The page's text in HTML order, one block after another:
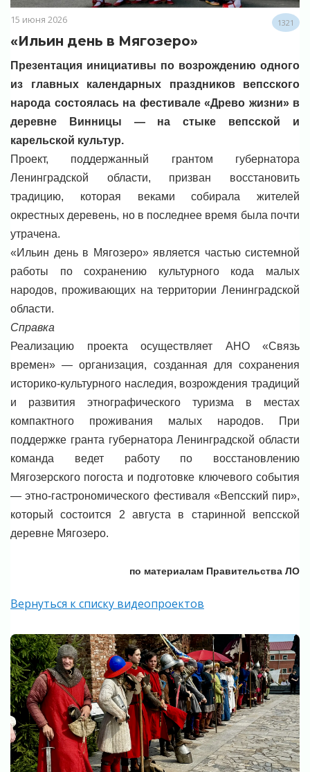
15 июня 2026 1321
«Ильин день в Мягозеро»
Презентация инициативы по возрождению одного
из главных календарных праздников вепсского
народа состоялась на фестивале «Древо жизни» в
деревне Винницы — на стыке вепсской и
карельской культур.
Проект, поддержанный грантом губернатора
Ленинградской области, призван восстановить
традицию, которая веками собирала жителей
окрестных деревень, но в последнее время была почти
утрачена.
«Ильин день в Мягозеро» является частью системной
работы по сохранению культурного кода малых
народов, проживающих на территории Ленинградской
области.
Справка
Реализацию проекта осуществляет АНО «Связь
времен» — организация, созданная для сохранения
историко-культурного наследия, возрождения традиций
и развития этнографического туризма в местах
компактного проживания малых народов. При
поддержке гранта губернатора Ленинградской области
команда ведет работу по восстановлению
Мягозерского погоста и подготовке ключевого события
— этно-гастрономического фестиваля «Вепсский пир»,
который состоится 2 августа в старинной вепсской
деревне Мягозеро.
по материалам Правительства ЛО
Вернуться к списку видеопроектов